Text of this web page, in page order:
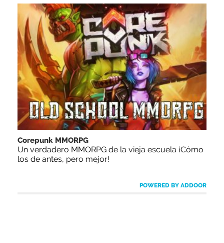
Corepunk MMORPG
Un verdadero MMORPG de la vieja escuela ¡Cómo
los de antes, pero mejor!
POWERED BY ADDOOR